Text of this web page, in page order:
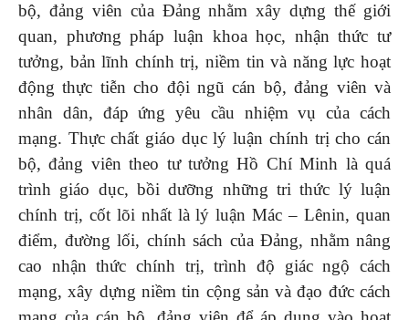
bộ, đảng viên của Đảng nhằm xây dựng thế giới
quan, phương pháp luận khoa học, nhận thức tư
tưởng, bản lĩnh chính trị, niềm tin và năng lực hoạt
động thực tiễn cho đội ngũ cán bộ, đảng viên và
nhân dân, đáp ứng yêu cầu nhiệm vụ của cách
mạng. Thực chất giáo dục lý luận chính trị cho cán
bộ, đảng viên theo tư tưởng Hồ Chí Minh là quá
trình giáo dục, bồi dưỡng những tri thức lý luận
chính trị, cốt lõi nhất là lý luận Mác – Lênin, quan
điểm, đường lối, chính sách của Đảng, nhằm nâng
cao nhận thức chính trị, trình độ giác ngộ cách
mạng, xây dựng niềm tin cộng sản và đạo đức cách